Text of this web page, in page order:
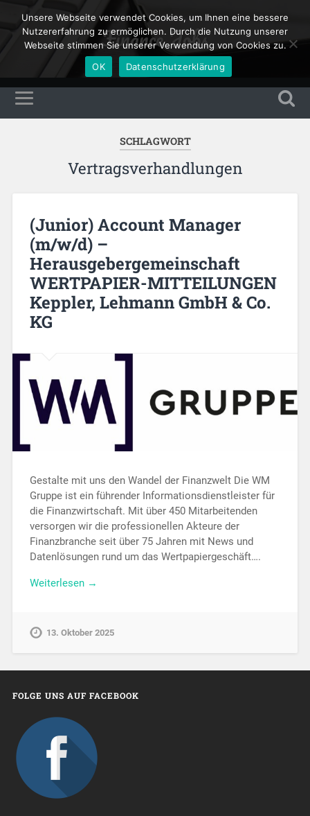
Finance Jobs
SCHLAGWORT
Vertragsverhandlungen
(Junior) Account Manager
(m/w/d) –
Herausgebergemeinschaft
WERTPAPIER-MITTEILUNGEN
Keppler, Lehmann GmbH & Co.
KG
Gestalte mit uns den Wandel der Finanzwelt Die WM
Gruppe ist ein führender Informationsdienstleister für
die Finanzwirtschaft. Mit über 450 Mitarbeitenden
versorgen wir die professionellen Akteure der
Finanzbranche seit über 75 Jahren mit News und
Datenlösungen rund um das Wertpapiergeschäft….
Weiterlesen →
13. Oktober 2025
FOLGE UNS AUF FACEBOOK
Unsere Webseite verwendet Cookies, um Ihnen eine bessere
Nutzererfahrung zu ermöglichen. Durch die Nutzung unserer
Webseite stimmen Sie unserer Verwendung von Cookies zu.
OK
Datenschutzerklärung